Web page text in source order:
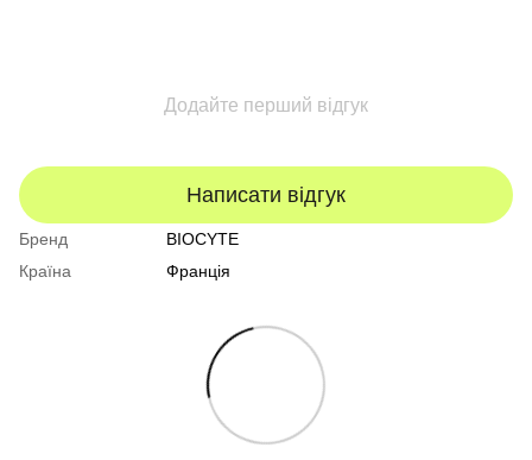
Додайте перший відгук
Написати відгук
Бренд
BIOCYTE
Країна
Франція